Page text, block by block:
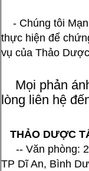
- Chúng tôi
thực hiện để
vụ của Thảo
Mọi phản
lòng liên hệ
THẢO DƯỢC
-- Văn phòng:
TP Dĩ An, Bình